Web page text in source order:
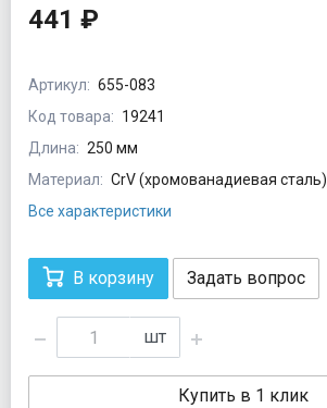
441 ₽
Артикул: 655-083
Код товара: 19241
Длина: 250 мм
Материал: CrV (хромованадиевая сталь)
Все характеристики
В корзину Задать вопрос
шт
Купить в 1 клик